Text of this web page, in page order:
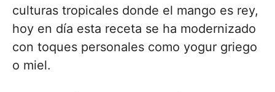
culturas tropicales donde el mango es rey,
hoy en día esta receta se ha modernizado
con toques personales como yogur griego
o miel.